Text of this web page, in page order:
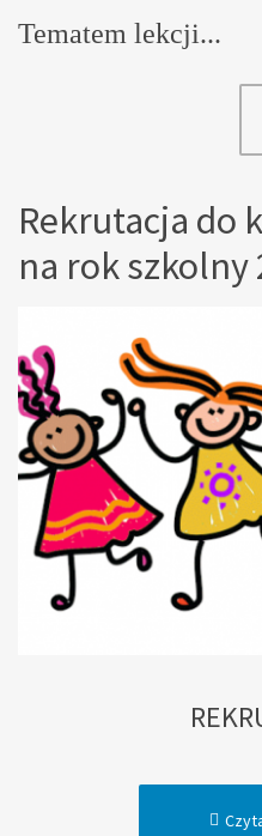
Tematem lekcji...
Rekrutacja do
na rok szkolny